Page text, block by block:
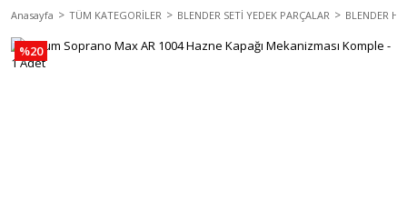
Anasayfa TÜM KATEGORİLER BLENDER SETİ YEDEK PARÇALAR BLENDER
%20